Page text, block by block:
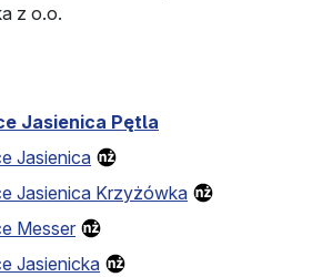
z o.o.
linii
Czas przejazdu między
Jasienica Pętla
Jasienica
Jasienica Krzyżówka
Messer
Jasienicka